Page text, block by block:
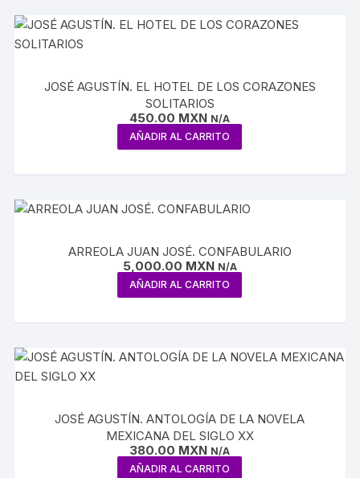
JOSÉ AGUSTÍN. EL HOTEL DE LOS CORAZONES
SOLITARIOS
450.00 MXN N/A
AÑADIR AL CARRITO
ARREOLA JUAN JOSÉ. CONFABULARIO
5,000.00 MXN N/A
AÑADIR AL CARRITO
JOSÉ AGUSTÍN. ANTOLOGÍA DE LA NOVELA
MEXICANA DEL SIGLO XX
380.00 MXN N/A
AÑADIR AL CARRITO